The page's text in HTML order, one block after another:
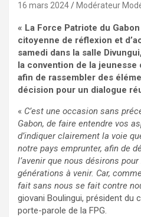
16 mars 2024 Modérateur
« La Force Patriote du
citoyenne de réflexion et
samedi dans la salle
la convention de la
afin de rassembler des
décision pour un dialogue
« C’est une occasion sans
Gabon, de faire entendre vos
d’indiquer clairement la voie
notre pays emprunter, afin de
l’avenir que nous désirons
générations à venir. Car,
fait sans nous se fait contre
giovani Boulingui, président du
porte-parole de la FPG.